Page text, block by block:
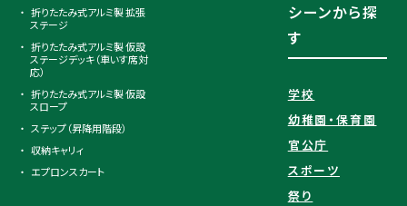
折りたたみ式アルミ製 拡張
ステージ
折りたたみ式アルミ製 仮設
ステージデッキ（車いす席対
応）
折りたたみ式アルミ製 仮設
スロープ
ステップ（昇降用階段）
収納キャリィ
エプロンスカート
シーンから探
す
学校
幼稚園・保育園
官公庁
スポーツ
祭り